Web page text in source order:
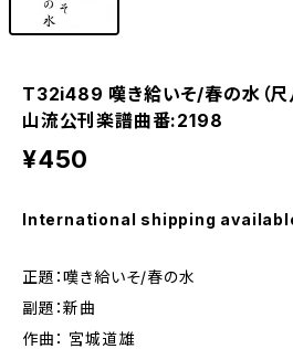
T32i489 嘆き給いそ/春の水（尺
山流公刊楽譜曲番:2198
¥450
International shipping
正題：嘆き給いそ/春の水
副題：新曲
作曲： 宮城道雄